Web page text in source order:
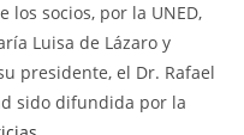
socios, por la UNED,
Luisa de Lázaro y
presidente, el Dr. Rafael
sido difundida por la